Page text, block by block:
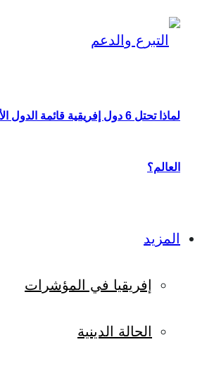
لماذا تحتل 6 دول إفريقية قائمة
العالم؟
المزيد
إفريقيا في المؤشرات
الحالة الدينية